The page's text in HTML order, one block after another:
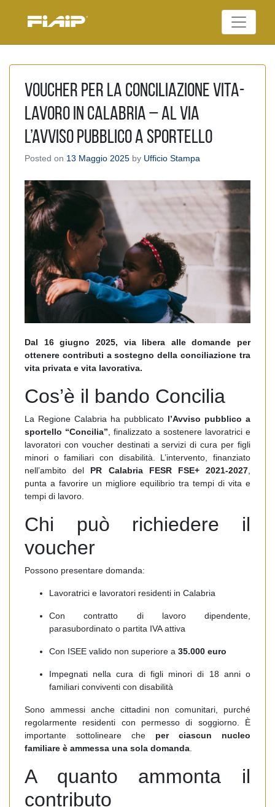
Federazione Italiana
Voucher per la conciliazione vita-
lavoro in Calabria – Al via
l’Avviso pubblico a sportello
Posted on 13 Maggio 2025 by Ufficio Stampa
Dal 16 giugno 2025, via libera alle domande per
ottenere contributi a sostegno della conciliazione tra
vita privata e vita lavorativa.
Cos’è il bando Concilia
La Regione Calabria ha pubblicato l’Avviso pubblico a
sportello “Concilia”, finalizzato a sostenere lavoratrici e
lavoratori con voucher destinati a servizi di cura per figli
minori o familiari con disabilità. L’intervento, finanziato
nell’ambito del PR Calabria FESR FSE+ 2021-2027,
punta a favorire un migliore equilibrio tra tempi di vita e
tempi di lavoro.
Chi può richiedere il
voucher
Possono presentare domanda:
Lavoratrici e lavoratori residenti in Calabria
Con contratto di lavoro dipendente,
parasubordinato o partita IVA attiva
Con ISEE valido non superiore a 35.000 euro
Impegnati nella cura di figli minori di 18 anni o
familiari conviventi con disabilità
Sono ammessi anche cittadini non comunitari, purché
regolarmente residenti con permesso di soggiorno. È
importante sottolineare che per ciascun nucleo
familiare è ammessa una sola domanda.
A quanto ammonta il
contributo